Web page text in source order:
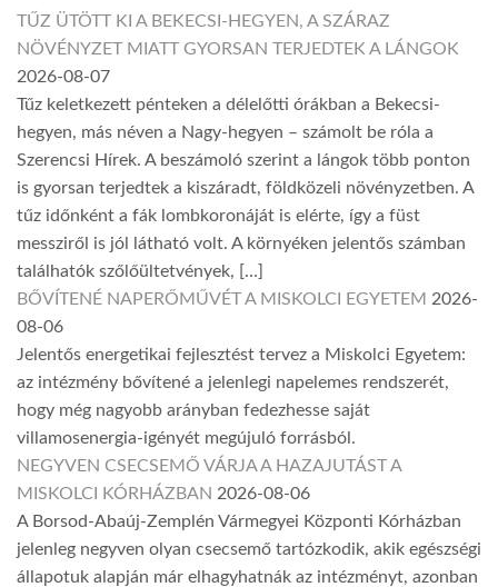
TŰZ ÜTÖTT KI A BEKECSI-HEGYEN, A SZÁRAZ
NÖVÉNYZET MIATT GYORSAN TERJEDTEK A LÁNGOK
2026-08-07
Tűz keletkezett pénteken a délelőtti órákban a Bekecsi-
hegyen, más néven a Nagy-hegyen – számolt be róla a
Szerencsi Hírek. A beszámoló szerint a lángok több ponton
is gyorsan terjedtek a kiszáradt, földközeli növényzetben. A
tűz időnként a fák lombkoronáját is elérte, így a füst
messziről is jól látható volt. A környéken jelentős számban
találhatók szőlőültetvények, […]
BŐVÍTENÉ NAPERŐMŰVÉT A MISKOLCI EGYETEM 2026-
08-06
Jelentős energetikai fejlesztést tervez a Miskolci Egyetem:
az intézmény bővítené a jelenlegi napelemes rendszerét,
hogy még nagyobb arányban fedezhesse saját
villamosenergia-igényét megújuló forrásból.
NEGYVEN CSECSEMŐ VÁRJA A HAZAJUTÁST A
MISKOLCI KÓRHÁZBAN 2026-08-06
A Borsod-Abaúj-Zemplén Vármegyei Központi Kórházban
jelenleg negyven olyan csecsemő tartózkodik, akik egészségi
állapotuk alapján már elhagyhatnák az intézményt, azonban